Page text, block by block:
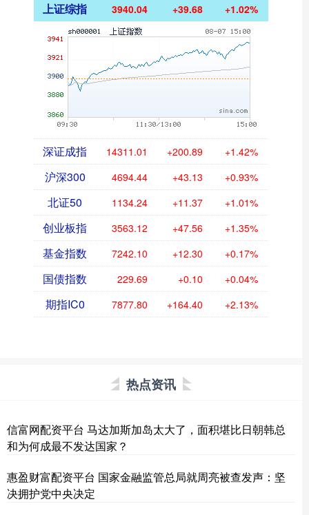
上证综指 3940.04 +39.68 +1.02%
深证成指 14311.01 +200.89 +1.42%
沪深300 4694.44 +43.13 +0.93%
北证50 1134.24 +11.37 +1.01%
创业板指 3563.12 +47.56 +1.35%
基金指数 7242.10 +12.30 +0.17%
国债指数 229.69 +0.10 +0.04%
期指IC0 7877.80 +164.40 +2.13%
热点资讯
信富网配资平台 马达加斯加岛太大了，面积堪比日朝韩总
和为何成最不发达国家？
惠盈财富配资平台 国家金融监管总局就周亮被查发声：坚
决拥护党中央决定